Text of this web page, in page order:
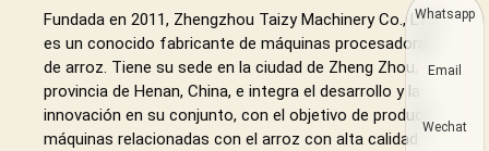
Fundada en 2011, Zhengzhou Taizy Machinery Co., LTD
es un conocido fabricante de máquinas procesadoras
de arroz. Tiene su sede en la ciudad de Zheng Zhou,
provincia de Henan, China, e integra el desarrollo y la
innovación en su conjunto, con el objetivo de producir
máquinas relacionadas con el arroz con alta calidad.
Whatsapp
Email
Wechat